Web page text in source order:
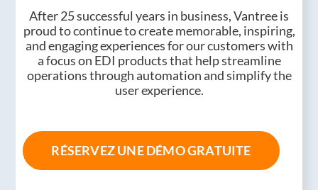
After 25 successful years in business, Vantree is
proud to continue to create memorable, inspiring,
and engaging experiences for our customers with
a focus on EDI products that help streamline
operations through automation and simplify the
user experience.
RÉSERVEZ UNE DÉMO GRATUITE